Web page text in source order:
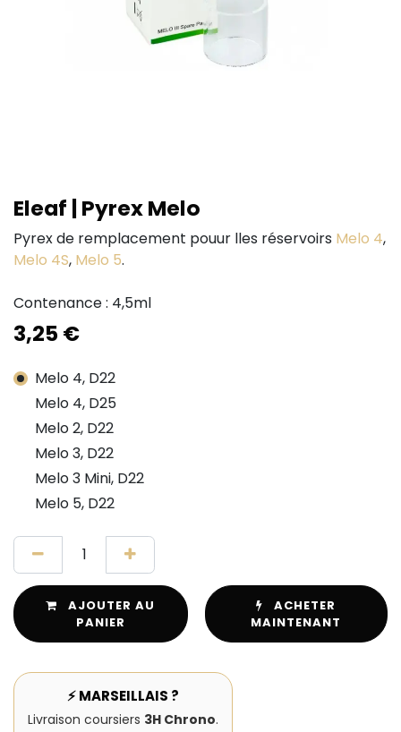
Eleaf | Pyrex Melo
Pyrex de remplacement pouur lles réservoirs Melo 4,
Melo 4S, Melo 5.
Contenance : 4,5ml
3,25 €
Melo 4, D22
Melo 4, D25
Melo 2, D22
Melo 3, D22
Melo 3 Mini, D22
Melo 5, D22
AJOUTER AU
PANIER
ACHETER
MAINTENANT
⚡ MARSEILLAIS ?
Livraison coursiers 3H Chrono.